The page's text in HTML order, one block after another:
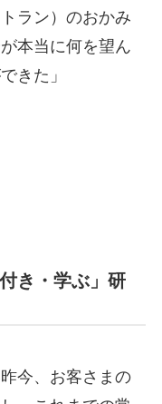
ラン）のおかみ
本当に何を望ん
きた」
き・学ぶ」研
今、お客さまの